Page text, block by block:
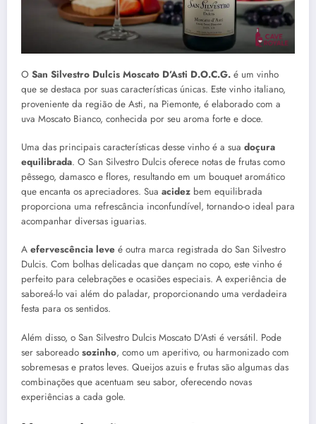
O San Silvestro Dulcis Moscato D’Asti D.O.C.G. é um vinho
que se destaca por suas características únicas. Este vinho italiano,
proveniente da região de Asti, na Piemonte, é elaborado com a
uva Moscato Bianco, conhecida por seu aroma forte e doce.
Uma das principais características desse vinho é a sua doçura
equilibrada. O San Silvestro Dulcis oferece notas de frutas como
pêssego, damasco e flores, resultando em um bouquet aromático
que encanta os apreciadores. Sua acidez bem equilibrada
proporciona uma refrescância inconfundível, tornando-o ideal para
acompanhar diversas iguarias.
A efervescência leve é outra marca registrada do San Silvestro
Dulcis. Com bolhas delicadas que dançam no copo, este vinho é
perfeito para celebrações e ocasiões especiais. A experiência de
saboreá-lo vai além do paladar, proporcionando uma verdadeira
festa para os sentidos.
Além disso, o San Silvestro Dulcis Moscato D’Asti é versátil. Pode
ser saboreado sozinho, como um aperitivo, ou harmonizado com
sobremesas e pratos leves. Queijos azuis e frutas são algumas das
combinações que acentuam seu sabor, oferecendo novas
experiências a cada gole.